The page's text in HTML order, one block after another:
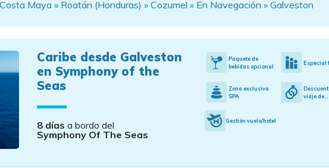
Maya » Roatán (Honduras) » Cozumel » En Navegación » Galveston
Caribe desde Galveston
en Symphony of the
Seas
8 días a bordo del
Symphony Of The Seas
Paquete de
bebidas opcional
Especial
Zona exclusiva
SPA
viaje de...
Gestión vuelo/hotel